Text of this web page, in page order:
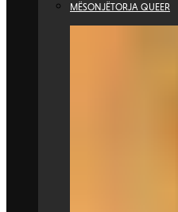
MËSONJËTORJA QUEER